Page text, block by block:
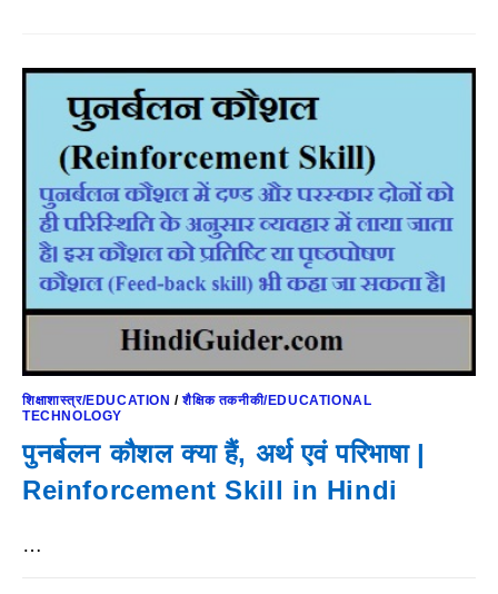
शिक्षाशास्त्र/EDUCATION /शैक्षिक तकनीकी/EDUCATIONAL
TECHNOLOGY
पुनर्बलन कौशल क्या हैं, अर्थ एवं परिभाषा |
Reinforcement Skill in Hindi
…